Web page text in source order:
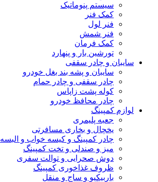
سیستم پنوماتیک
کمک فنر
فنر لول
فنر شمش
کمک فرمان
تورشین بار و پنهارد
سایبان و چادر سقفی
سایبان و پشه بند بغل خودرو
چادر سقفی و چادر حمام
کوله پشت زاپاس
چادر محافظ خودرو
لوازم کمپینگ
جعبه پلیمری
یخچال و بخاری مسافرتی
چادر کمپینگ و کیسه خواب و البسه
میز و صندلی و تخت کمپینگ
دوش صحرایی و توالت سفری
ظروف غذاخوری کمپینگ
باربیکیو و ساج و منقل